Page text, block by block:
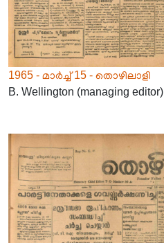
1965 - മാർച്ച് 15 - തൊഴിലാളി
B. Wellington (managing editor)